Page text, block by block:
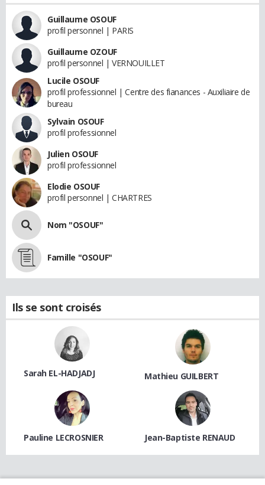
Guillaume OSOUF
profil personnel | PARIS
Guillaume OZOUF
profil personnel | VERNOUILLET
Lucile OSOUF
profil professionnel | Centre des fianances - Auxiliaire de
bureau
Sylvain OSOUF
profil professionnel
Julien OSOUF
profil professionnel
Elodie OSOUF
profil personnel | CHARTRES
Nom "OSOUF"
Famille "OSOUF"
Ils se sont croisés
Sarah EL-HADJADJ Mathieu GUILBERT
Pauline LECROSNIER Jean-Baptiste RENAUD